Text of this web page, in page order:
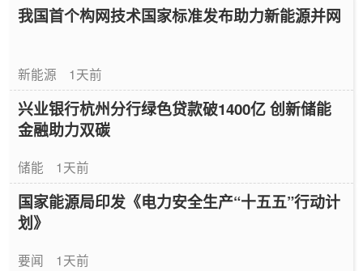
我国首个构网技术国家标准发布助力新能源并网
新能源 1天前
兴业银行杭州分行绿色贷款破1400亿 创新储能
金融助力双碳
储能 1天前
国家能源局印发《电力安全生产“十五五”行动计
划》
要闻 1天前